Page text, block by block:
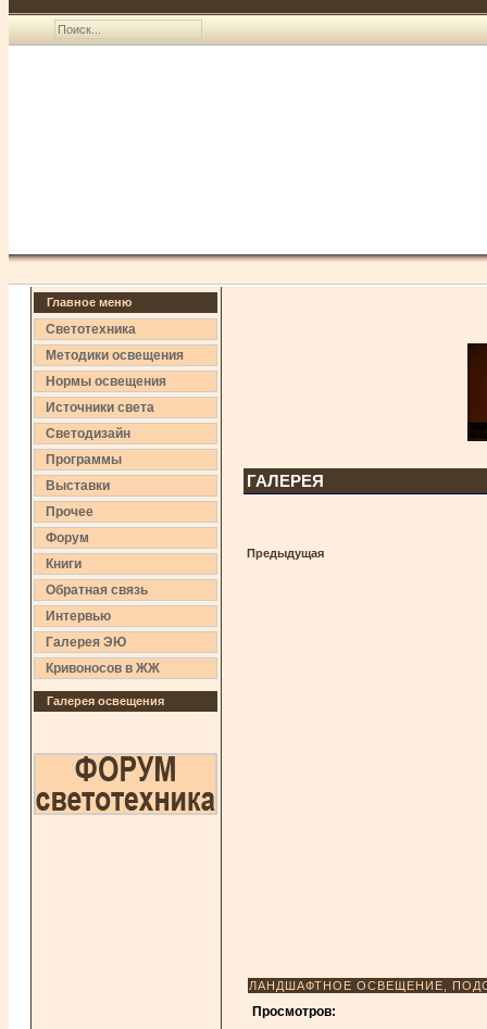
Главное меню
Светотехника
Методики освещения
Нормы освещения
Источники света
Светодизайн
Программы
Выставки
Прочее
Форум
Книги
Обратная связь
Интервью
Галерея ЭЮ
Кривоносов в ЖЖ
Галерея освещения
ГАЛЕРЕЯ
Предыдущая
ЛАНДШАФТНОЕ ОСВЕЩЕНИЕ,
Просмотров: